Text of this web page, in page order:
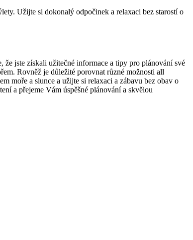
Užijte si dokonalý odpočinek a relaxaci⁤ bez starostí o
jste získali užitečné informace a tipy pro plánování ⁢své
Rovněž je důležité porovnat různé možnosti all
moře a slunce a užijte si relaxaci a zábavu bez obav o
a přejeme Vám úspěšné plánování a skvělou